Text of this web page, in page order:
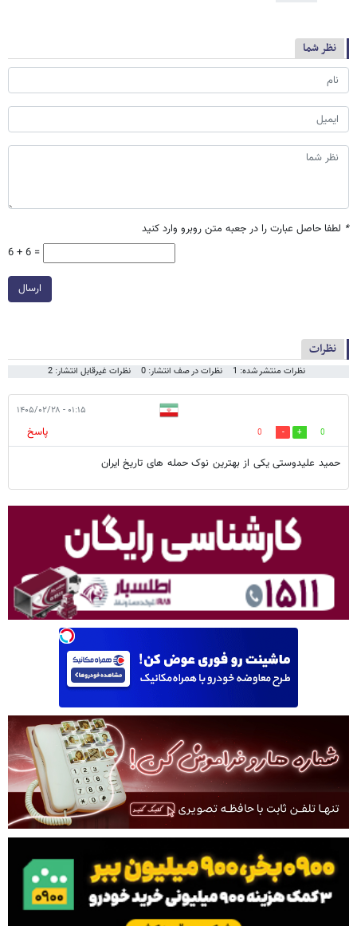
نظر شما
* لطفا حاصل عبارت را در جعبه متن روبرو وارد کنید
6 + 6 =
ارسال
نظرات
نظرات منتشر شده: 1 نظرات در صف انتشار: 0 نظرات غیرقابل انتشار: 2
۰۱:۱۵ - ۱۴۰۵/۰۲/۲۸
0
0
پاسخ
حمید علیدوستی یکی از بهترین نوک حمله های تاریخ ایران